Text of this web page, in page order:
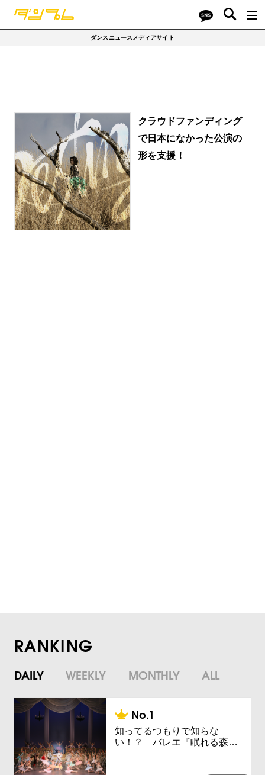
ダンスニュースメディアサイト
クラウドファンディング
で日本になかった公演の
形を支援！
RANKING
DAILY WEEKLY MONTHLY ALL
知ってるつもりで知らな
い！？ バレエ『眠れる森…